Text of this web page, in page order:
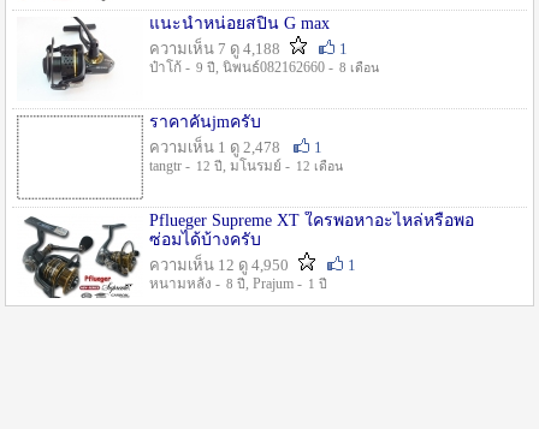
แนะนำหน่อยสปิน G max
ความเห็น 7 ดู 4,188
1
ป๋าโก้ - 9 ปี , นิพนธ์082162660 - 8 เดือน
ราคาคันjmครับ
ความเห็น 1 ดู 2,478
1
tangtr - 12 ปี , มโนรมย์ - 12 เดือน
Pflueger Supreme XT ใครพอหาอะไหล่หรือพอ
ซ่อมได้บ้างครับ
ความเห็น 12 ดู 4,950
1
หนามหลัง - 8 ปี , Prajum - 1 ปี